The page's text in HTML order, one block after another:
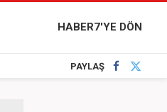
HABER7'YE DÖN
PAYLAŞ